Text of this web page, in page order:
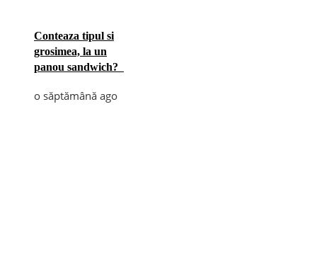
Conteaza tipul si
grosimea, la un
panou sandwich?
o săptămână ago